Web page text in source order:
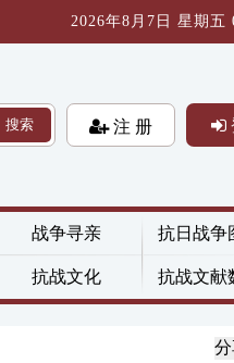
2026年8月7日 星期五
搜索 注 册
战争寻亲 抗日战争
抗战文化 抗战文献